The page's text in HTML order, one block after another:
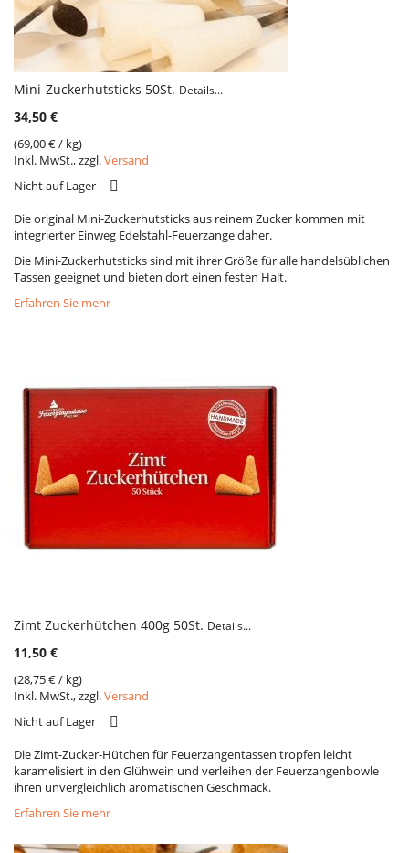
Mini-Zuckerhutsticks 50St. Details...
34,50 €
(69,00 €/ kg)
Inkl. MwSt., zzgl.Versand
Nicht auf Lager
Die original Mini-Zuckerhutsticks aus reinem Zucker kommen mit
integrierter Einweg Edelstahl-Feuerzange daher.
Die Mini-Zuckerhutsticks sind mit ihrer Größe für alle handelsüblichen
Tassen geeignet und bieten dort einen festen Halt.
Erfahren Sie mehr
Zimt Zuckerhütchen 400g 50St. Details...
11,50 €
(28,75 €/ kg)
Inkl. MwSt., zzgl.Versand
Nicht auf Lager
Die Zimt-Zucker-Hütchen für Feuerzangentassen tropfen leicht
karamelisiert in den Glühwein und verleihen der Feuerzangenbowle
ihren unvergleichlich aromatischen Geschmack.
Erfahren Sie mehr